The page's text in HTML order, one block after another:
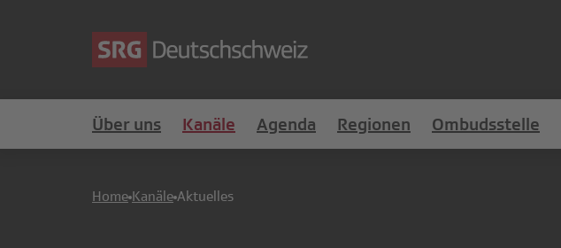
Über uns Kanäle Agenda Regionen Ombudsstelle
Home Kanäle Aktuelles